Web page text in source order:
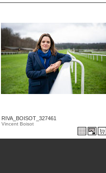
RIVA_BOISOT_327461
Vincent Boisot